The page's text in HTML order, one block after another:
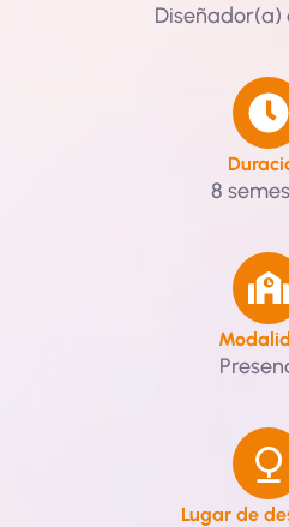
Diseñador(a)
8
Lugar de